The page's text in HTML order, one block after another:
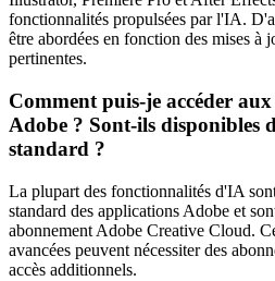
fonctionnalités propulsées par l'IA.
être abordées en fonction des mises à
pertinentes.
Comment puis-je accéder
Adobe ? Sont-ils disponibles
standard ?
La plupart des fonctionnalités d'IA
standard des applications Adobe et
abonnement Adobe Creative Cloud.
avancées peuvent nécessiter des
accès additionnels.